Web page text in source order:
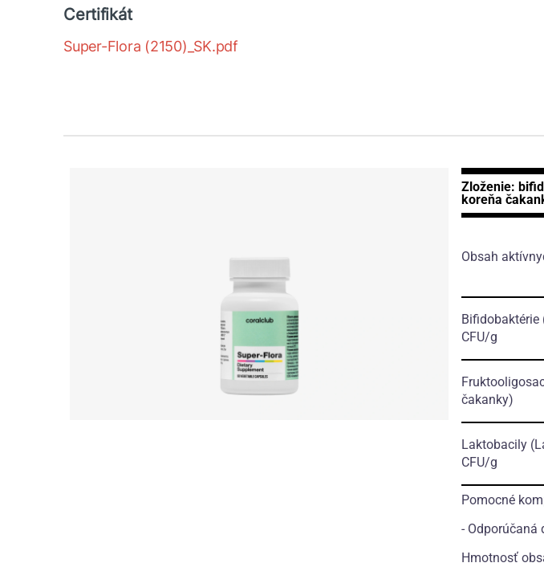
Certifikát
Super-Flora (2150)_SK.pdf
Zloženie:
koreňa
Obsah
Bifidobaktérie
CFU/g
čakanky)
Laktobacily
CFU/g
Pomocné
- Odporúčaná
Hmotnosť